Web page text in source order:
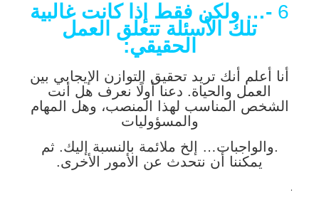
6 -… ولكن فقط إذا كانت غالبية
تلك الأسئلة تتعلق العمل
الحقيقي:
أنا أعلم أنك تريد تحقيق التوازن الإيجابي بين
العمل والحياة. دعنا أولًا نعرف هل أنت
الشخص المناسب لهذا المنصب، وهل المهام
والمسؤوليات
.والواجبات… إلخ ملائمة بالنسبة إليك. ثم
يمكننا أن نتحدث عن الأمور الأخرى.
.